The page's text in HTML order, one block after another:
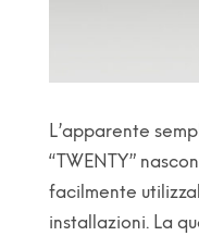
L’apparente
“TWENTY”
facilmente
installazioni. La